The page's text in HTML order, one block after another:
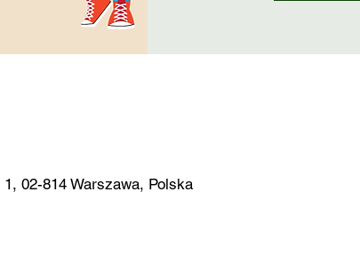
02-814 Warszawa, Polska